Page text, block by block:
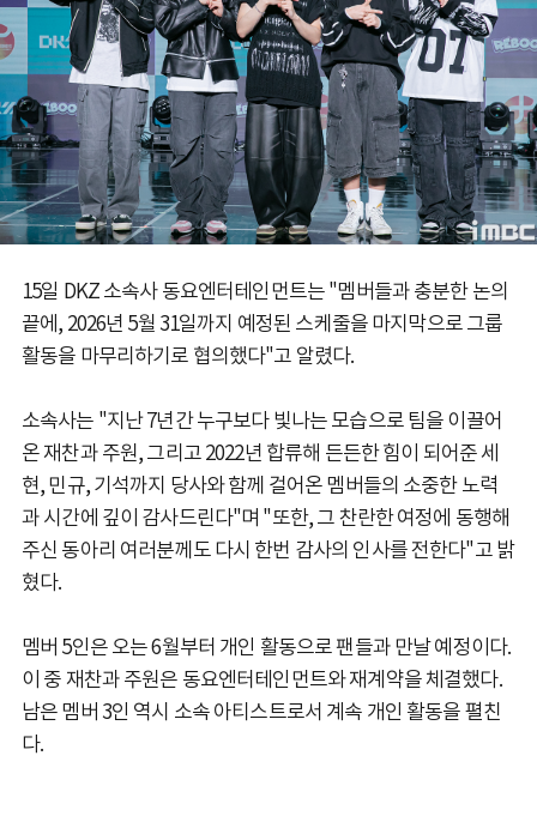
15일 DKZ 소속사 동요엔터테인먼트는 "멤버들과 충분한 논의
끝에, 2026년 5월 31일까지 예정된 스케줄을 마지막으로 그룹
활동을 마무리하기로 협의했다"고 알렸다.
소속사는 "지난 7년간 누구보다 빛나는 모습으로 팀을 이끌어
온 재찬과 주원, 그리고 2022년 합류해 든든한 힘이 되어준 세
현, 민규, 기석까지 당사와 함께 걸어온 멤버들의 소중한 노력
과 시간에 깊이 감사드린다"며 "또한, 그 찬란한 여정에 동행해
주신 동아리 여러분께도 다시 한번 감사의 인사를 전한다"고 밝
혔다.
멤버 5인은 오는 6월부터 개인 활동으로 팬들과 만날 예정이다.
이 중 재찬과 주원은 동요엔터테인먼트와 재계약을 체결했다.
남은 멤버 3인 역시 소속 아티스트로서 계속 개인 활동을 펼친
다.